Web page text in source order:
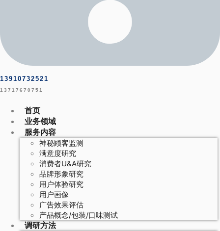
13910732521
13717670751
首页
业务领域
服务内容
神秘顾客监测
满意度研究
消费者U&A研究
品牌形象研究
用户体验研究
用户画像
广告效果评估
产品概念/包装/口味测试
调研方法